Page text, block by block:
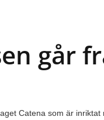
går
Catena som är inriktat